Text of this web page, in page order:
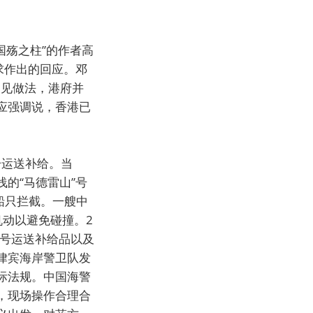
之柱”的作者高
作出的回应。邓
做法，港府并
强调说，香港已
送补给。当
的“马德雷山”号
拦截。一艘中
以避免碰撞。2
运送补给品以及
宾海岸警卫队发
法规。中国海警
现场操作合理合